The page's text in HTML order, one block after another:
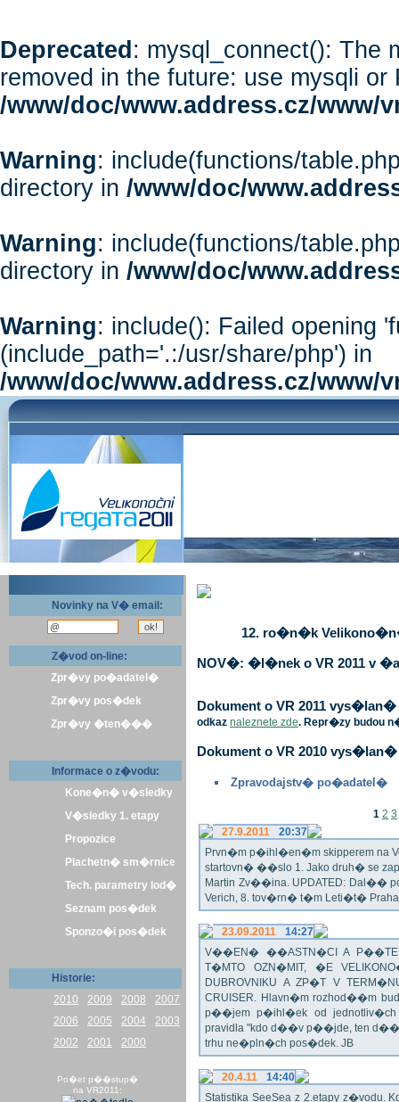
Deprecated : mysql_connect(): The
removed in the future: use mysqli or
/www/doc/www.address.cz/www/
Warning: include(functions/
directory in /www/doc/
Warning: include(functions/
directory in /www/doc/
Warning: include(): Failed opening
(include_path='.:/usr/share/php') in
/www/doc/www.address.cz/www/
Novinky na V� email:
Z�vod on-line:
Zpr�vy po�adatel�
Zpr�vy pos�dek
Zpr�vy �ten���
Informace o z�vodu:
Kone�n� v�sledky
V�sledky 1. etapy
Propozice
Plachetn� sm�rnice
Tech. parametry lod�
Seznam pos�dek
Sponzo�i pos�dek
Historie:
2010
2009 2008
2007
2006
2005 2004
2003
2002
2001 2000
Po�et p��stup�
na VR2011:
12. ro�n�k
NOV�: �l�nek o VR 2011 v
Dokument o VR 2011
odkaz naleznete zde. Repr�zy budou
Dokument o VR 2010
Zpravodajstv� po�adatel�
1 2 3
27.9.2011
20:37
Prvn�m p�ihl�en�m skipperem na
startovn� ��slo 1. Jako druh� se
Martin Zv��ina. UPDATED: Dal��
Verich, 8. tov�rn� t�m Leti�t� Praha
23.09.2011
14:27
V��EN� ��ASTN�CI A
T�MTO OZN�MIT, �E
DUBROVNIKU A ZP�T V
CRUISER. Hlavn�m rozhod��m
p��jem p�ihl�ek od
pravidla "kdo d��v p��jde, ten
trhu ne�pln�ch pos�dek. JB
20.4.11
14:40
Statistika SeeSea z 2.etapy z�vodu.